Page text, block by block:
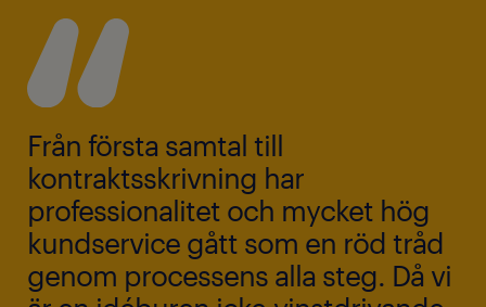
Från första samtal till
kontraktsskrivning har
professionalitet och mycket hög
kundservice gått som en röd tråd
genom processens alla steg. Då vi